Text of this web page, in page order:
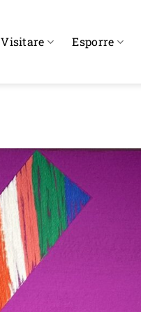
Visitare Esporre